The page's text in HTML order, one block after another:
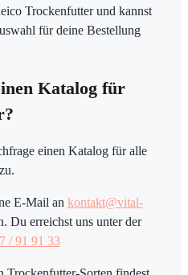
Trockenfutter und kannst
für deine Bestellung
Katalog für
einen Katalog für alle
E-Mail an kontakt@vital-
Du erreichst uns unter der
/ 91 91 33